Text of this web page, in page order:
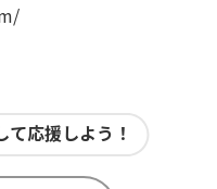
て応援しよう！